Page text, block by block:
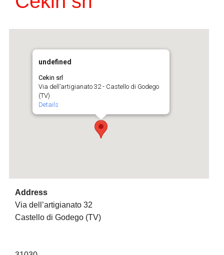
undefined
Cekin srl
Via dell’artigianato 32 - Castello di Godego
(TV)
Details
Address
Via dell’artigianato 32
Castello di Godego (TV)